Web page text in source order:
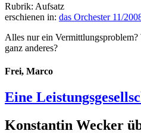
Rubrik: Aufsatz
erschienen in: das Orchester 11/
Alles nur ein
ganz anderes?
Frei, Marco
Eine
Konstantin Wecker